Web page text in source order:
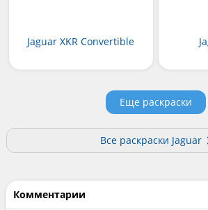
Jaguar XKR Convertible
Еще раскраски
Все раскраски Jaguar
Комментарии